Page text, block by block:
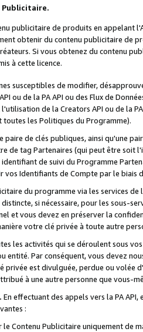
Publicitaire.
publicitaire de produits en appelant
obtenir du contenu publicitaire de
Si vous obtenez du contenu
à cette licence.
susceptibles de modifier,
ou de la PA API ou des Flux de
de la Creators API ou de la
toutes les Politiques du Programme).
paire de clés publiques, ainsi qu'une
de tag Partenaires (qui peut être soit
de suivi du Programme
vos Identifiants de Compte par le biais
du programme via les services
si nécessaire, pour les sous-
et vous devez en préserver la
votre clé privée à toute autre
les activités qui se déroulent sous
entité. Par conséquent, vous devez
privée est divulguée, perdue ou volée
à une autre personne que vous-
En effectuant des appels vers la PA
:
le Contenu Publicitaire uniquement de